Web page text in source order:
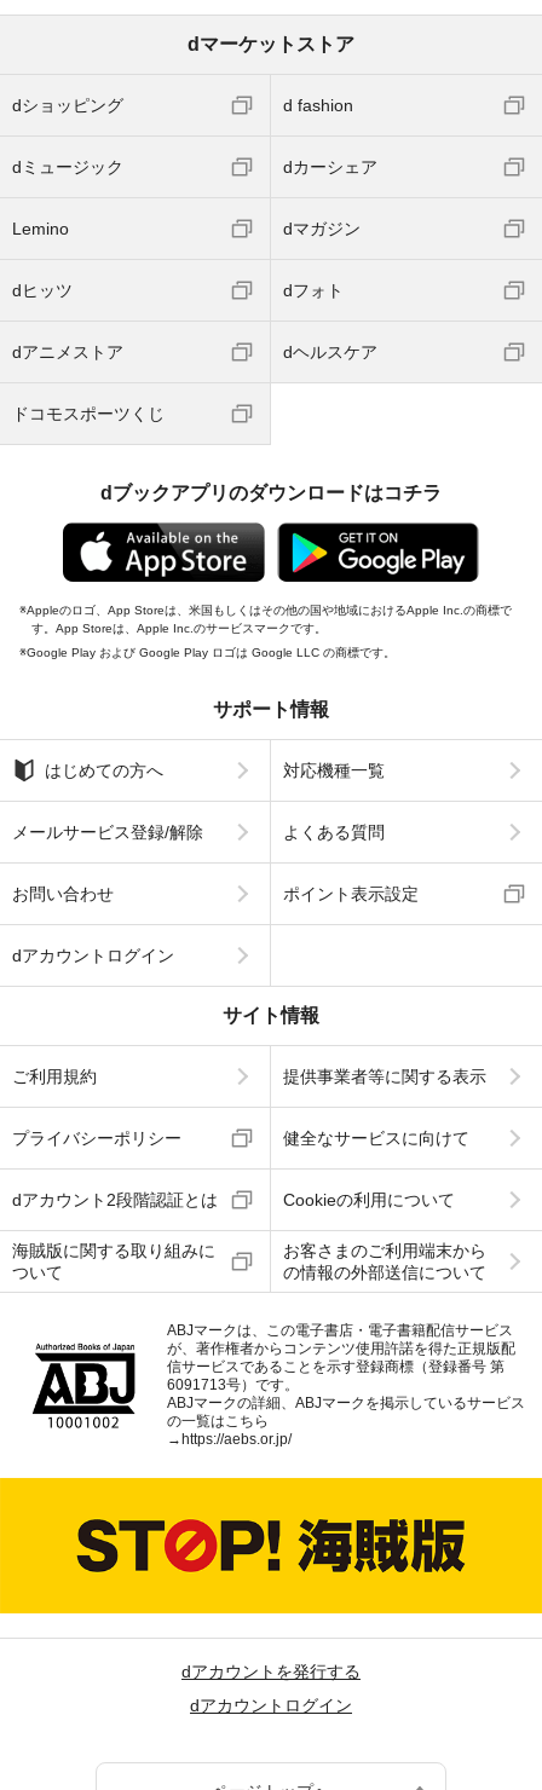
dマーケットストア
dショッピング d fashion
dミュージック dカーシェア
Lemino dマガジン
dヒッツ dフォト
dアニメストア dヘルスケア
ドコモスポーツくじ
dブックアプリのダウンロードはコチラ
Appleのロゴ、App Storeは、米国もしくはその他の国や地域におけるApple Inc.の商標で
す。App Storeは、Apple Inc.のサービスマークです。
Google Play および Google Play ロゴは Google LLC の商標です。
サポート情報
はじめての方へ 対応機種一覧
メールサービス登録/解除 よくある質問
お問い合わせ ポイント表示設定
dアカウントログイン
サイト情報
ご利用規約 提供事業者等に関する表示
プライバシーポリシー 健全なサービスに向けて
dアカウント2段階認証とは Cookieの利用について
海賊版に関する取り組みに
ついて
お客さまのご利用端末から
の情報の外部送信について
ABJマークは、この電子書店・電子書籍配信サービス
が、著作権者からコンテンツ使用許諾を得た正規版配
信サービスであることを示す登録商標（登録番号 第
6091713号）です。
ABJマークの詳細、ABJマークを掲示しているサービス
の一覧はこちら
→ https://aebs.or.jp/
dアカウントを発行する
dアカウントログイン